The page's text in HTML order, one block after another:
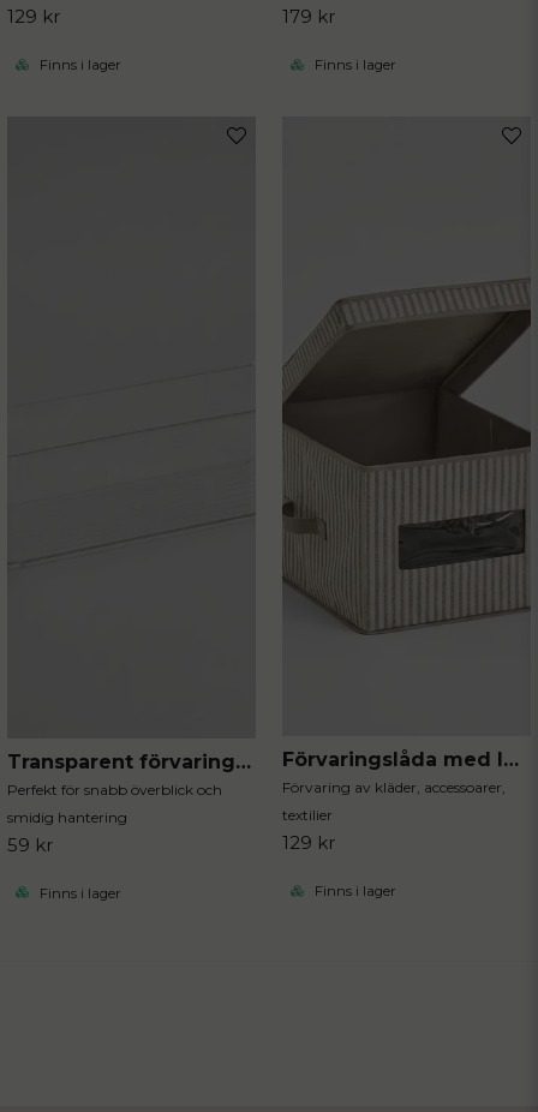
129 kr
Finns i lager
179 kr
Finns i lager
Transparent förvaringslåda liten
Perfekt för snabb överblick och
smidig hantering
59 kr
Finns i lager
Förvaringslåda med lock stripe
Förvaring av kläder, accessoarer,
textilier
129 kr
Finns i lager